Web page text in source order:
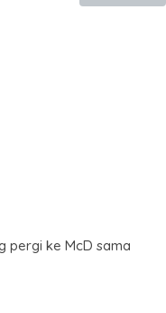
pergi ke McD sama